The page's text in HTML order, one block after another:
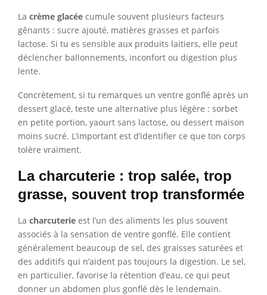
La crème glacée cumule souvent plusieurs facteurs
gênants : sucre ajouté, matières grasses et parfois
lactose. Si tu es sensible aux produits laitiers, elle peut
déclencher ballonnements, inconfort ou digestion plus
lente.
Concrètement, si tu remarques un ventre gonflé après un
dessert glacé, teste une alternative plus légère : sorbet
en petite portion, yaourt sans lactose, ou dessert maison
moins sucré. L’important est d’identifier ce que ton corps
tolère vraiment.
La charcuterie : trop salée, trop
grasse, souvent trop transformée
La charcuterie est l’un des aliments les plus souvent
associés à la sensation de ventre gonflé. Elle contient
généralement beaucoup de sel, des graisses saturées et
des additifs qui n’aident pas toujours la digestion. Le sel,
en particulier, favorise la rétention d’eau, ce qui peut
donner un abdomen plus gonflé dès le lendemain.